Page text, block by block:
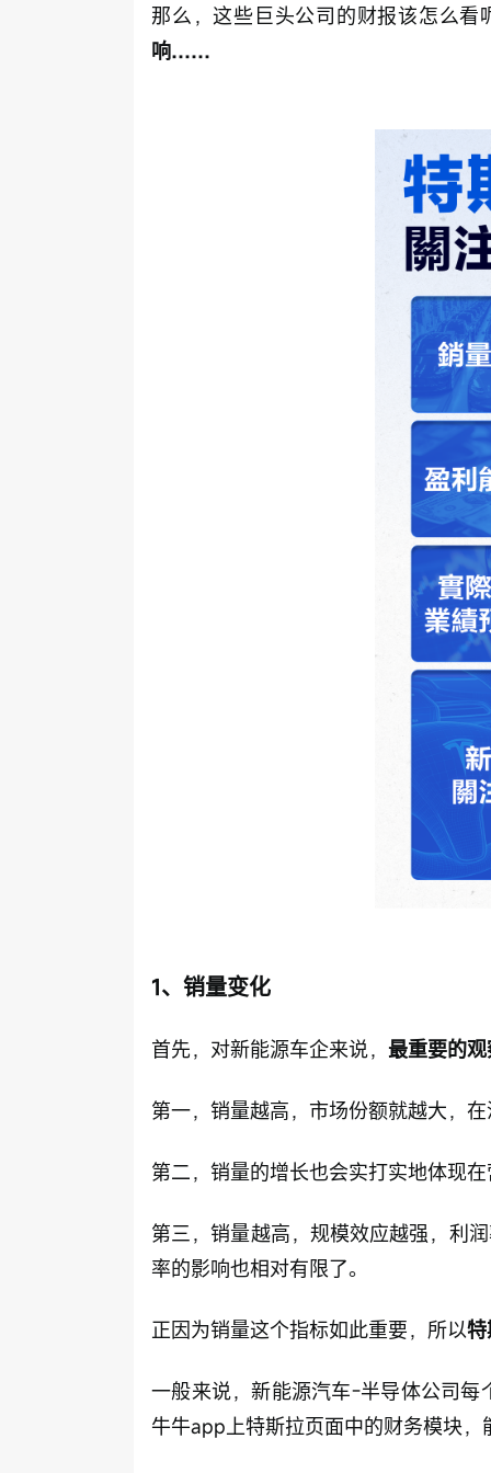
那么，这些巨头公司的财报该怎么
响……
1、销量变化
首先，对新能源车企来说， 最重要的
第一，销量越高，市场份额就越大，
第二，销量的增长也会实打实地体现
第三，销量越高，规模效应越强，利
率的影响也相对有限了。
正因为销量这个指标如此重要，所以
一般来说，新能源汽车-半导体公司
牛牛app上特斯拉页面中的财务模块